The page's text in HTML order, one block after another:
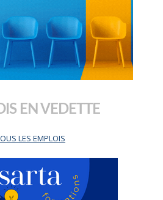
EN VEDETTE
LES EMPLOIS